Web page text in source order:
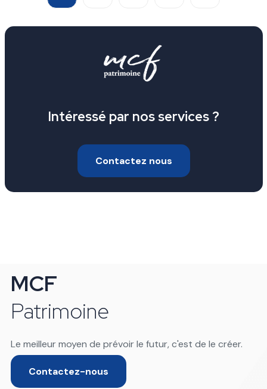
Intéressé par nos services ?
Contactez nous
MCF
Patrimoine
Le meilleur moyen de prévoir le futur, c'est de le créer.
Contactez-nous